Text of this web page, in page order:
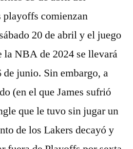
comienzan
20 de abril y el juego
la NBA de 2024 se llevará
de junio. Sin embargo, a
(en el que James sufrió
que le tuvo sin jugar un
de los Lakers decayó y